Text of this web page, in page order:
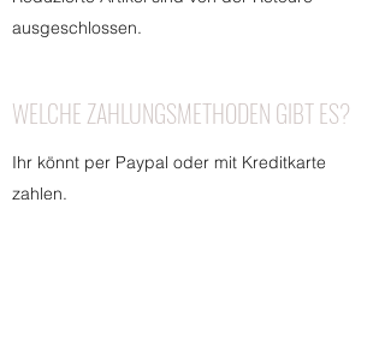
ausgeschlossen.
WELCHE ZAHLUNGSMETHODEN GIBT ES?
Ihr könnt per Paypal oder mit Kreditkarte
zahlen.